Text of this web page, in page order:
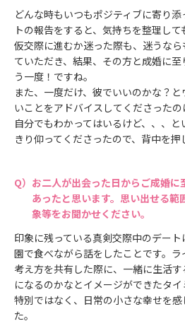
どんな時もいつもポジティブに寄り
トの報告をすると、気持ちを整理して
仮交際に進むか迷った際も、迷うな
ていただき、結果、その方と成婚に
う一度！ですね。
また、一度だけ、彼でいいのかな？
いことをアドバイスしてくださったの
自分でもわかってはいるけど、、、
きり仰ってくださったので、背中を押
お二人が出会った日からご成婚
あったと思います。思い出せる範
象等をお聞かせください。
印象に残っている真剣交際中のデー
園で食べながら話をしたことです。ラ
考え方を共有した際に、一緒に生活
になるのかなとイメージができたタイ
特別ではなく、日常の小さな幸せを
た。